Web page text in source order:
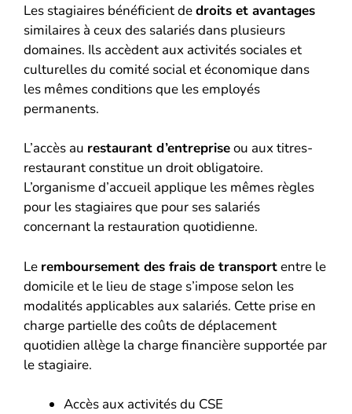
Les stagiaires bénéficient dedroits et avantages
similaires à ceux des salariés dans plusieurs
domaines. Ils accèdent aux activités sociales et
culturelles du comité social et économique dans
les mêmes conditions que les employés
permanents.
L’accès au restaurant d’entrepriseou aux titres-
restaurant constitue un droit obligatoire.
L’organisme d’accueil applique les mêmes règles
pour les stagiaires que pour ses salariés
concernant la restauration quotidienne.
Le remboursement des frais de transportentre le
domicile et le lieu de stage s’impose selon les
modalités applicables aux salariés. Cette prise en
charge partielle des coûts de déplacement
quotidien allège la charge financière supportée par
le stagiaire.
Accès aux activités du CSE